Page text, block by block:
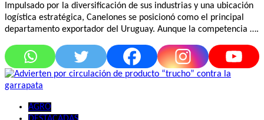
Impulsado por la diversificación de sus industrias y una ubicación
logística estratégica, Canelones se posicionó como el principal
departamento exportador del Uruguay. Aunque la competencia ….
AGRO